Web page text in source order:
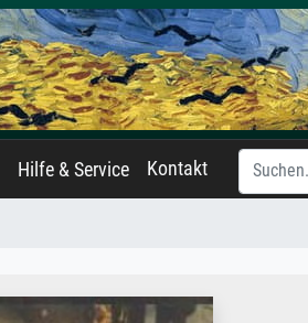
Hilfe & Service Kontakt